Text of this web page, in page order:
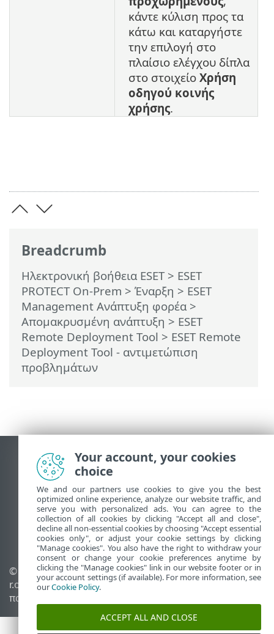
Breadcrumb
Ηλεκτρονική βοήθεια ESET> ESET
PROTECT On-Prem > Έναρξη > ESET
Management Ανάπτυξη φορέα >
Απομακρυσμένη ανάπτυξη > ESET
Remote Deployment Tool > ESET Remote
Deployment Tool - αντιμετώπιση
προβλημάτων
κάντε κύλιση προς τα
κάτω και καταργήστε
την επιλογή στο
πλαίσιο ελέγχου δίπλα
στο στοιχείο Χρήση
οδηγού κοινής
χρήσης.
Προβολή ιστότοπου επιφάνειας εργασίας
End of Life
Γνωσιακή βάση ESET
Ομάδα συζήτησης ESET
ESET Status Portal
Τοπική υποστήριξη
© 1992 - 2026 ESET, spol. s
r.o. - Με την επιφύλαξη
παντός δικαιώματος.
Διαχείριση cookies
Πολιτική cookie
Your account, your cookies
choice
We and our partners use cookies to give you the best
optimized online experience, analyze our website traffic, and
serve you with personalized ads. You can agree to the
collection of all cookies by clicking "Accept all and close",
decline all non-essential cookies by choosing "Accept essential
cookies only", or adjust your cookie settings by clicking
"Manage cookies". You also have the right to withdraw your
consent or change your cookie preferences anytime by
clicking the "Manage cookies" link in our website footer or in
your account settings (if available). For more information, see
ourCookie Policy.
ACCEPT ALL AND CLOSE